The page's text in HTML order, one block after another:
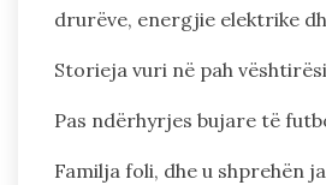
drurëve, energjie elektrike
Storieja vuri në pah
Pas ndërhyrjes bujare të
Familja foli, dhe u shprehën